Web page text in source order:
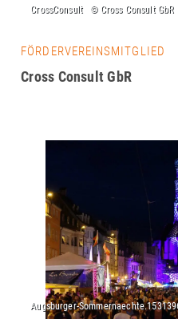
FÖRDERVEREINSMITGLIED
Cross Consult GbR